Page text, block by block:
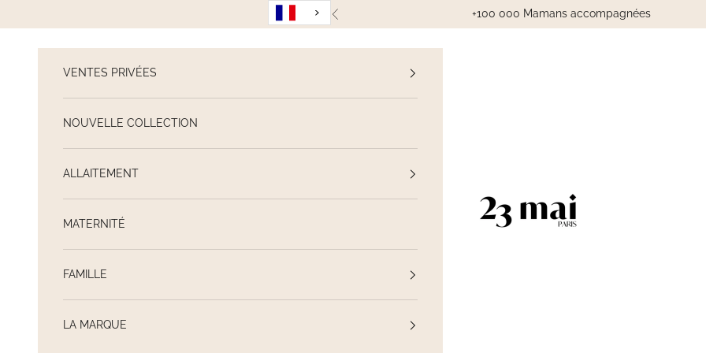
Précédent +100 000 Mamans accompagnées
23 Mai Paris
VENTES PRIVÉES
NOUVELLE COLLECTION
ALLAITEMENT
MATERNITÉ
FAMILLE
LA MARQUE